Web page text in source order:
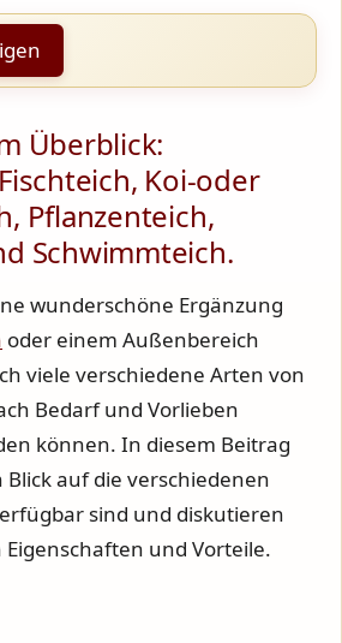
Überblick:
Koi-oder
Pflanzenteich,
Schwimmteich.
wunderschöne Ergänzung
oder einem Außenbereich
viele verschiedene Arten von
Bedarf und Vorlieben
können. In diesem Beitrag
auf die verschiedenen
sind und diskutieren
und Vorteile.